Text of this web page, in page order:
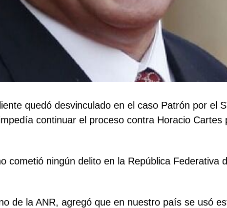
quedó desvinculado en el caso Patrón por el
continuar el proceso contra Horacio Cartes
cometió ningún delito en la República Federativa
de la ANR, agregó que en nuestro país se usó